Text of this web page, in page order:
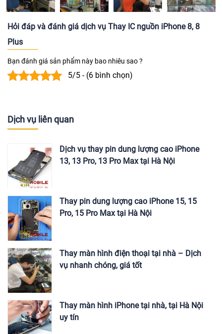
Hỏi đáp và đánh giá dịch vụ Thay IC nguồn iPhone 8, 8
Plus
Bạn đánh giá sản phẩm này bao nhiêu sao ?
5/5 - (6 bình chọn)
Dịch vụ liên quan
Dịch vụ thay pin dung lượng cao iPhone
13, 13 Pro, 13 Pro Max tại Hà Nội
Thay pin dung lượng cao iPhone 15, 15
Pro, 15 Pro Max tại Hà Nội
Thay màn hình điện thoại tại nhà – Dịch
vụ nhanh chóng, giá tốt
Thay màn hình iPhone tại nhà, tại Hà Nội
uy tín